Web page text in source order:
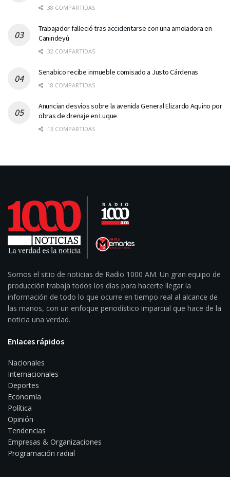
38 COMPARTIDAS
Trabajador falleció tras accidentarse con una amoladora en
Canindeyú
32 COMPARTIDAS
Senabico recibe inmueble comisado a Justo Cárdenas
18 COMPARTIDAS
Anuncian desvíos sobre la avenida General Elizardo Aquino por
obras de drenaje en Luque
13 COMPARTIDAS
Somos el sitio de noticias de Radio 1000 AM. Un gran equipo de
producción trabaja todos los días para hacerte llegar la
información de todo lo que ocurre en tiempo real al alcance de
las manos, con un enfoque periodístico imparcial que hace de la
noticia una verdad.
Enlaces rápidos
Nacionales
Internacionales
Deportes
Economía
Política
Opinión
Tendencias
Empresas & Organizaciones
Programación radial